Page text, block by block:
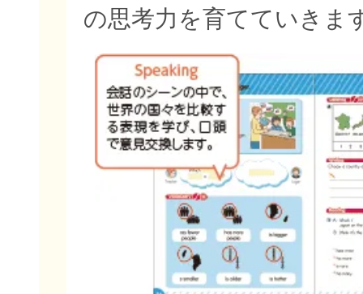
の思考力を育てていきま